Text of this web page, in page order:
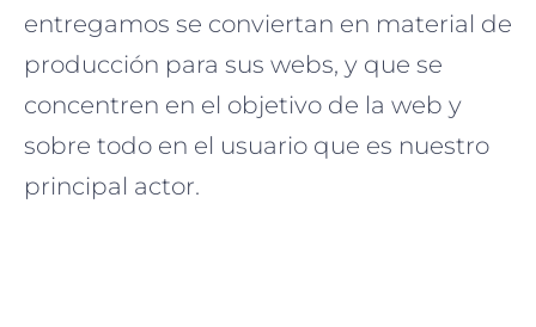
entregamos se conviertan en material de
producción para sus webs, y que se
concentren en el objetivo de la web y
sobre todo en el usuario que es nuestro
principal actor.